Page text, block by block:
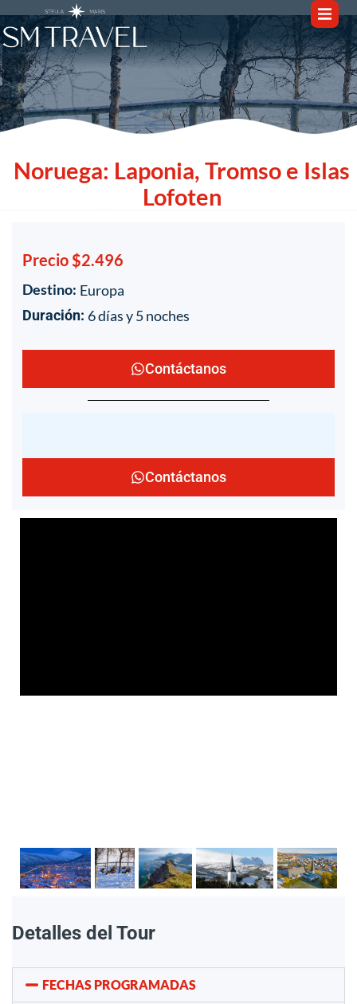
Noruega: Laponia, Tromso e Islas
Lofoten
Precio $2.496
Destino: Europa
Duración: 6 días y 5 noches
Contáctanos
Contáctanos
Detalles del Tour
FECHAS PROGRAMADAS